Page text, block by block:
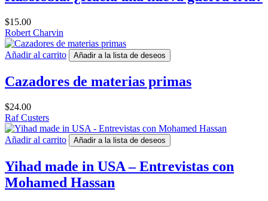
$15.00
Robert Charvin
Añadir al carrito Añadir a la lista de deseos
Cazadores de materias primas
$24.00
Raf Custers
Añadir al carrito Añadir a la lista de deseos
Yihad made in USA – Entrevistas con
Mohamed Hassan